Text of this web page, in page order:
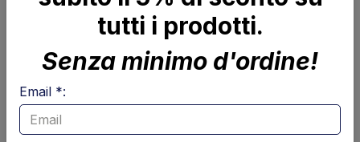
tutti i prodotti.
Senza minimo d'ordine!
Email *: